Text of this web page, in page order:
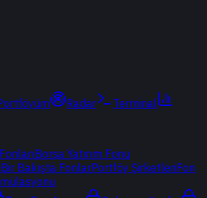
Radar
Terminal
Borsa Yatırım Fonu
Bir Bakışta FonlarPortföy ŞirketleriFon